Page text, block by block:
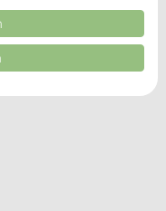
Entwicklung und
Daten zur Auswahl
weitergegeben und in die